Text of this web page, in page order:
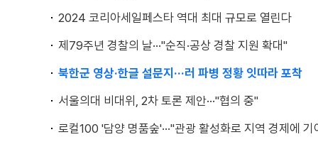
2024 코리아세일페스타 역대 최대 규모로 열린다
제79주년 경찰의 날···"순직·공상 경찰 지원 확대"
북한군 영상·한글 설문지···러 파병 정황 잇따라 포착
서울의대 비대위, 2차 토론 제안···"협의 중"
로컬100 '담양 명품숲'···"관광 활성화로 지역 경제에 기